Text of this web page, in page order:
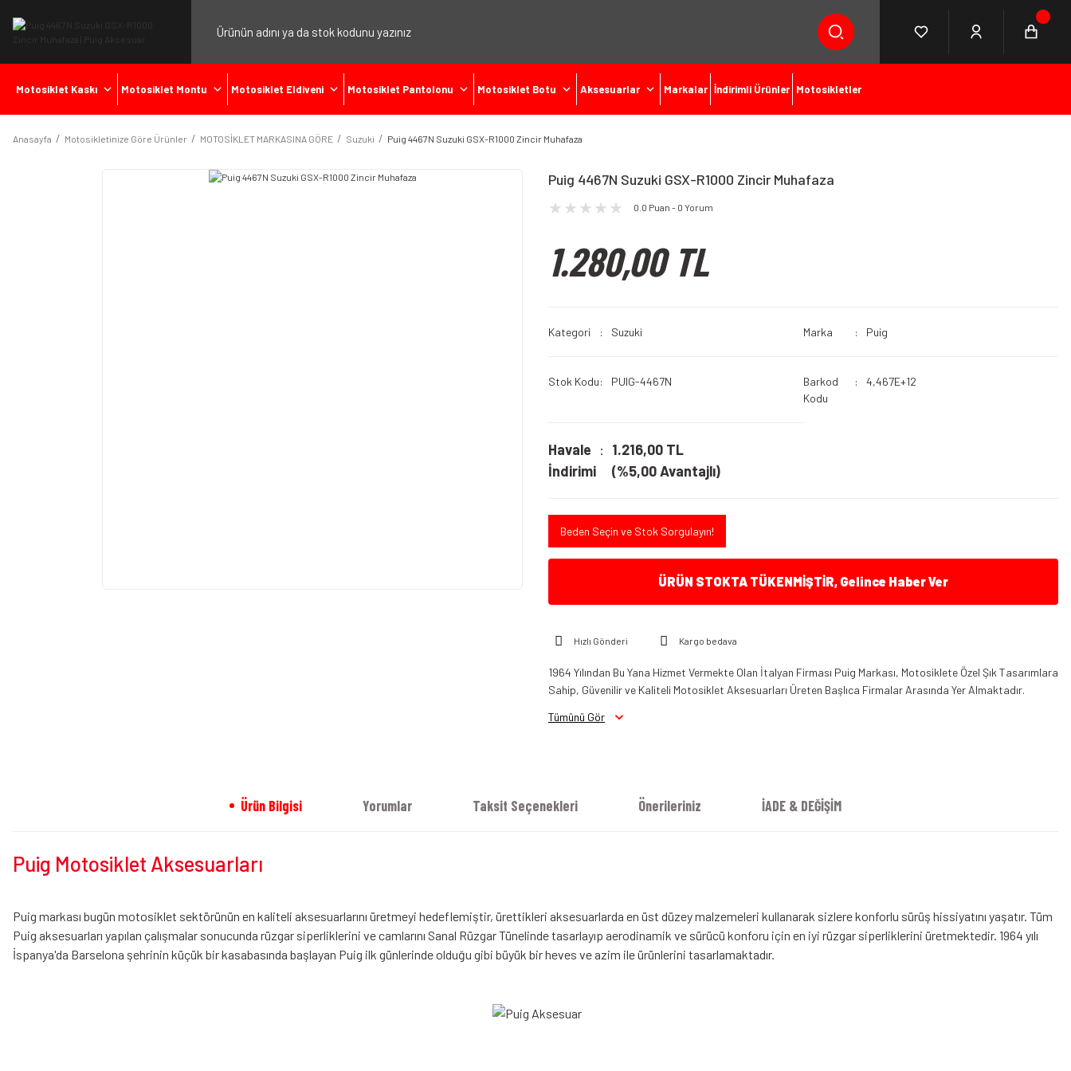
Motosiklet Kaskı Motosiklet Montu Motosiklet Eldiveni Motosiklet Pantolonu Motosiklet Botu Aksesuarlar Markalar İndirimli Ürünler Motosikletler
Anasayfa Motosikletinize Göre Ürünler MOTOSİKLET MARKASINA GÖRE Suzuki Puig 4467N Suzuki GSX-R1000 Zincir Muhafaza
Puig 4467N Suzuki GSX-R1000 Zincir Muhafaza
0.0 Puan - 0 Yorum
1.280,00 TL
Kategori Suzuki Marka Puig
Stok Kodu PUIG-4467N
Barkod
Kodu
4,467E+12
Havale
İndirimi
1.216,00 TL
(%5,00 Avantajlı)
Beden Seçin ve Stok Sorgulayın!
ÜRÜN STOKTA TÜKENMİŞTİR, Gelince Haber Ver
Hızlı Gönderi Kargo bedava
1964 Yılından Bu Yana Hizmet Vermekte Olan İtalyan Firması Puig Markası, Motosiklete Özel Şık Tasarımlara
Sahip, Güvenilir ve Kaliteli Motosiklet Aksesuarları Üreten Başlıca Firmalar Arasında Yer Almaktadır.
Tümünü Gör
Ürün Bilgisi Yorumlar Taksit Seçenekleri Önerileriniz İADE & DEĞİŞİM
Puig Motosiklet Aksesuarları
Puig markası bugün motosiklet sektörünün en kaliteli aksesuarlarını üretmeyi hedeflemiştir, ürettikleri aksesuarlarda en üst düzey malzemeleri kullanarak sizlere konforlu sürüş hissiyatını yaşatır. Tüm
Puig aksesuarları yapılan çalışmalar sonucunda rüzgar siperliklerini ve camlarını Sanal Rüzgar Tünelinde tasarlayıp aerodinamik ve sürücü konforu için en iyi rüzgar siperliklerini üretmektedir. 1964 yılı
İspanya'da Barselona şehrinin küçük bir kasabasında başlayan Puig ilk günlerinde olduğu gibi büyük bir heves ve azim ile ürünlerini tasarlamaktadır.